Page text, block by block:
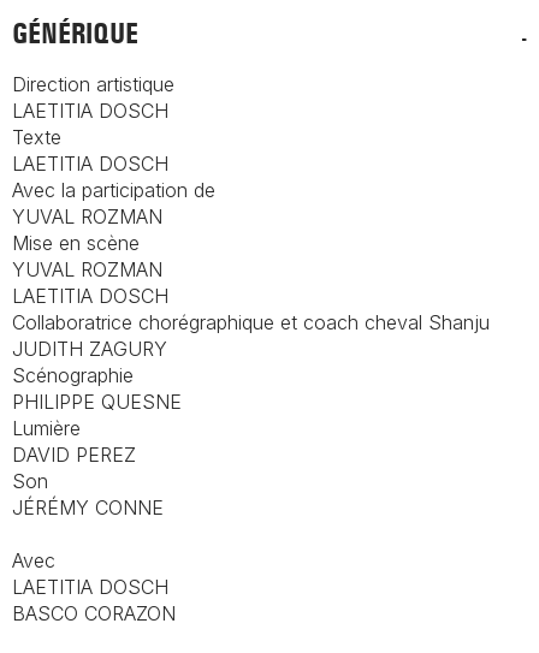
GÉNÉRIQUE
Direction artistique
LAETITIA DOSCH
Texte
LAETITIA DOSCH
Avec la participation de
YUVAL ROZMAN
Mise en scène
YUVAL ROZMAN
LAETITIA DOSCH
Collaboratrice chorégraphique et coach cheval Shanju
JUDITH ZAGURY
Scénographie
PHILIPPE QUESNE
Lumière
DAVID PEREZ
Son
JÉRÉMY CONNE
Avec
LAETITIA DOSCH
BASCO CORAZON